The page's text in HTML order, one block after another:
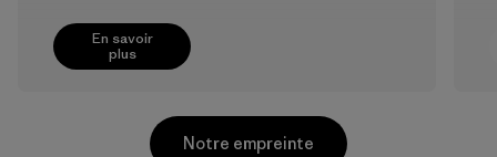
En savoir
plus
Notre empreinte